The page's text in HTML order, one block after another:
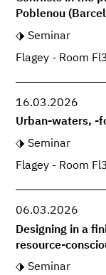
Poblenou
Seminar
Flagey - Room
16.03.2026
Urban-waters, -
Seminar
Flagey - Room
06.03.2026
Designing in a
resource-
Seminar